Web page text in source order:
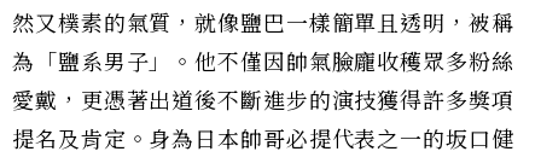
然又樸素的氣質，就像鹽巴一樣簡單且透明，被稱
為「鹽系男子」。他不僅因帥氣臉龐收穫眾多粉絲
愛戴，更憑著出道後不斷進步的演技獲得許多獎項
提名及肯定。身為日本帥哥必提代表之一的坂口健